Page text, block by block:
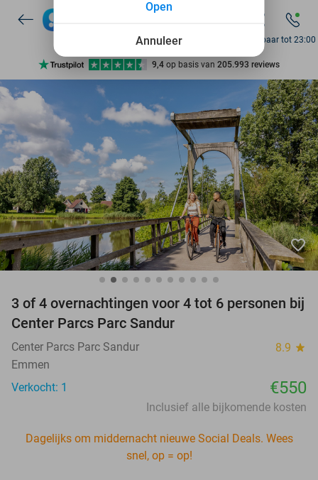
7 dagen per week beschikbaar
10+ miljoen leden
9,4 op basis van 205.993 reviews
7 dagen per week beschikbaar
10+ miljoen leden
Bereikbaar tot 23:00
favorite_border
3 of 4 overnachtingen voor 4 tot 6 personen bij
Center Parcs Parc Sandur
Center Parcs Parc Sandur 8.9 star
Emmen
Verkocht: 1
€550
Inclusief alle bijkomende kosten
Dagelijks om middernacht nieuwe Social Deals. Wees
snel, op = op!
Annuleer
Open